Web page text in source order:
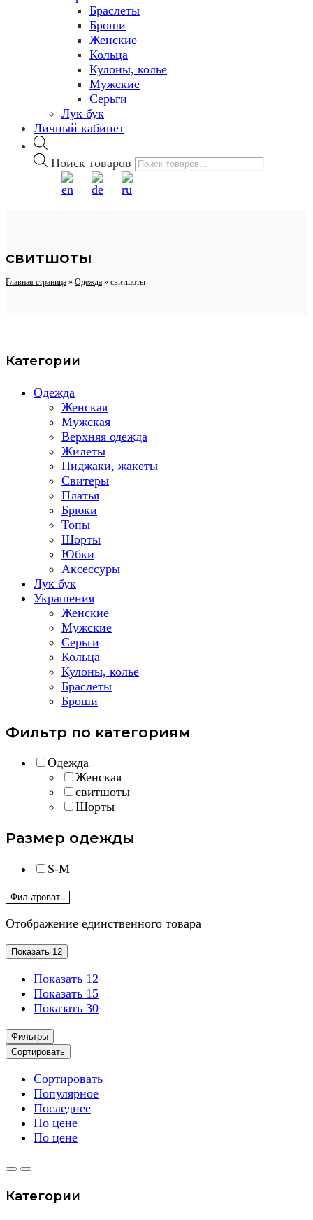
Браслеты
Броши
Женские
Кольца
Кулоны, колье
Мужские
Серьги
Лук бук
Личный кабинет
Поиск товаров
свитшоты
Главная страница » Одежда » свитшоты
Категории
Одежда
Женская
Мужская
Верхняя одежда
Жилеты
Пиджаки, жакеты
Свитеры
Платья
Брюки
Топы
Шорты
Юбки
Аксессуры
Лук бук
Украшения
Женские
Мужские
Серьги
Кольца
Кулоны, колье
Браслеты
Броши
Фильтр по категориям
Одежда
Женская
свитшоты
Шорты
Размер одежды
S-M
Фильтровать
Отображение единственного товара
Показать 12
Показать 12
Показать 15
Показать 30
Фильтры
Сортировать
Сортировать
Популярное
Последнее
По цене
По цене
Категории